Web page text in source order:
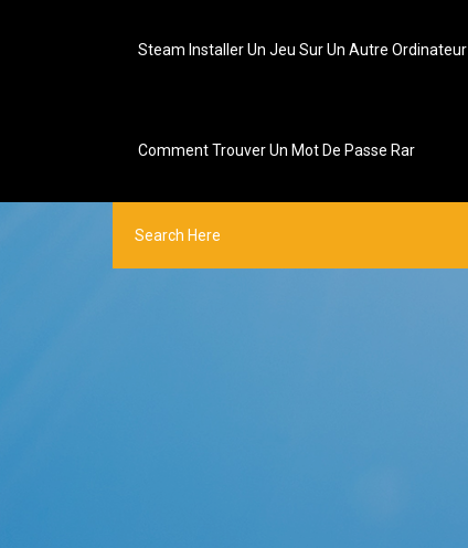
Steam Installer Un Jeu Sur Un Autre Ordinateur
Comment Trouver Un Mot De Passe Rar